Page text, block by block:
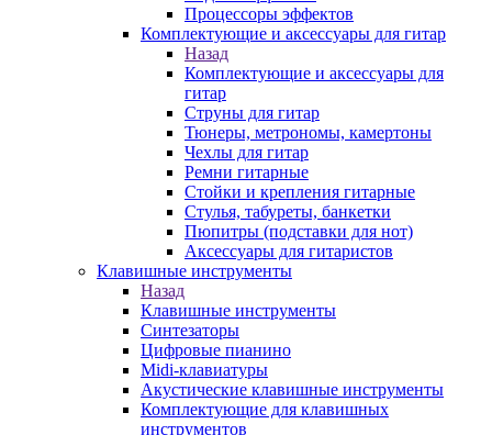
Процессоры эффектов
Комплектующие и аксессуары для гитар
Назад
Комплектующие и аксессуары для
гитар
Струны для гитар
Тюнеры, метрономы, камертоны
Чехлы для гитар
Ремни гитарные
Стойки и крепления гитарные
Стулья, табуреты, банкетки
Пюпитры (подставки для нот)
Аксессуары для гитаристов
Клавишные инструменты
Назад
Клавишные инструменты
Синтезаторы
Цифровые пианино
Midi-клавиатуры
Акустические клавишные инструменты
Комплектующие для клавишных
инструментов